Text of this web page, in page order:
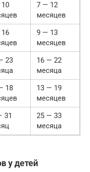
7 — 12
месяцев
9 — 13
месяцев
23
16 — 22
месяца
18
13 — 19
месяцев
31
25 — 33
месяца
у детей